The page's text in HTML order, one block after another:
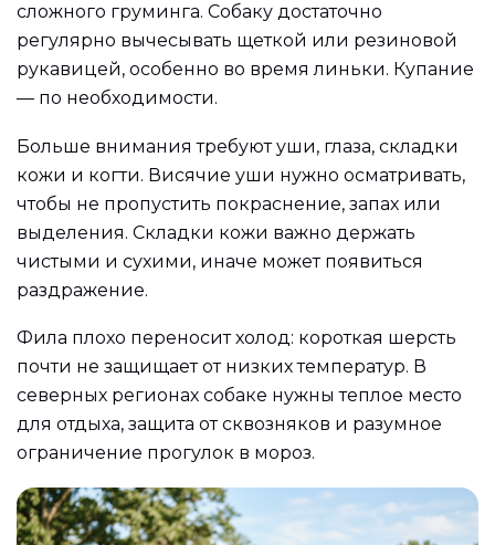
сложного груминга. Собаку достаточно
регулярно вычесывать щеткой или резиновой
рукавицей, особенно во время линьки. Купание
— по необходимости.
Больше внимания требуют уши, глаза, складки
кожи и когти. Висячие уши нужно осматривать,
чтобы не пропустить покраснение, запах или
выделения. Складки кожи важно держать
чистыми и сухими, иначе может появиться
раздражение.
Фила плохо переносит холод: короткая шерсть
почти не защищает от низких температур. В
северных регионах собаке нужны теплое место
для отдыха, защита от сквозняков и разумное
ограничение прогулок в мороз.